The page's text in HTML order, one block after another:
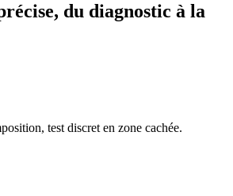
du diagnostic à la
test discret en zone cachée.